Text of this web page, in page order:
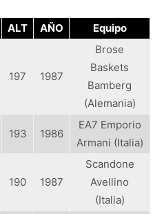
ALT AÑO Equipo
197 1987
Brose
Baskets
Bamberg
(Alemania)
193 1986
EA7 Emporio
Armani (Italia)
190 1987
Scandone
Avellino
(Italia)